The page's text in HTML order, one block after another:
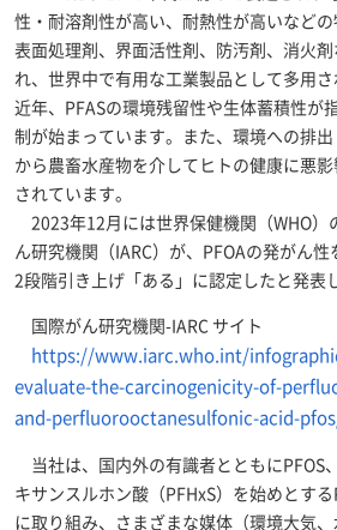
性・耐溶剤性が高い、耐熱性が高いなどの
表面処理剤、界面活性剤、防汚剤、消火
れ、世界中で有用な工業製品として多用さ
近年、PFASの環境残留性や生体蓄積性が
制が始まっています。また、環境への排
から農畜水産物を介してヒトの健康に悪
されています。
2023年12月には世界保健機関（WHO）
ん研究機関（IARC）が、PFOAの発がん
2段階引き上げ「ある」に認定したと発表
国際がん研究機関-IARC サイト
https://www.iarc.who.int/
evaluate-the-carcinogenicity-of-
and-perfluorooctanesulfonic-acid-
当社は、国内外の有識者とともにPFOS
キサンスルホン酸（PFHxS）を始めとす
に取り組み、さまざまな媒体（環境大気